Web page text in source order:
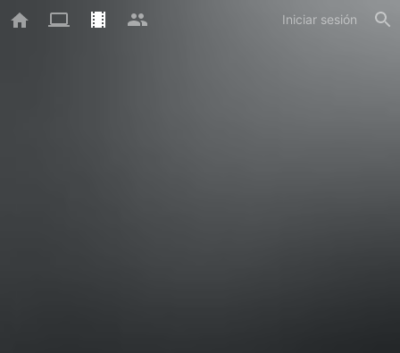
Iniciar sesión